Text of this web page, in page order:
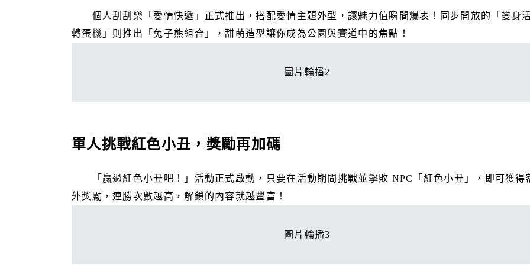
個人刮刮樂「愛情快遞」正式推出，搭配愛情主題外型，讓魅力值瞬間爆表！同步開放的「變身
轉蛋機」則推出「兔子熊組合」，甜萌造型讓你成為公園與賽道中的焦點！
圖片輪播2
單人挑戰紅色小丑，獎勵再加碼
「贏過紅色小丑吧！」活動正式啟動，只要在活動期間挑戰並擊敗 NPC「紅色小丑」，即可獲得
外獎勵，連勝次數越高，解鎖的內容就越豐富！
圖片輪播3